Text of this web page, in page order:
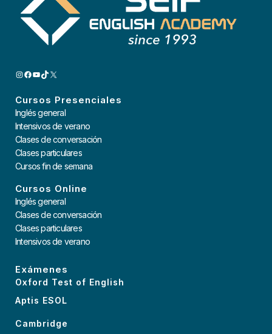
INSTAGRAM
FACEBOOK
YOUTUBE
TIKTOK
X
Cursos Presenciales
Inglés general
Intensivos de verano
Clases de conversación
Clases particulares
Cursos fin de semana
Cursos Online
Inglés general
Clases de conversación
Clases particulares
Intensivos de verano
Exámenes
Oxford Test of English
Aptis ESOL
Cambridge